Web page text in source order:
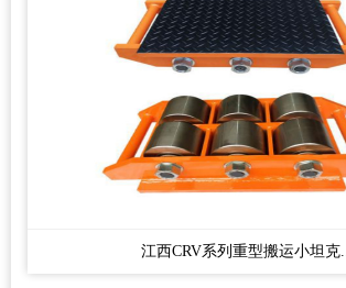
江西CRV系列重型搬运小坦克...